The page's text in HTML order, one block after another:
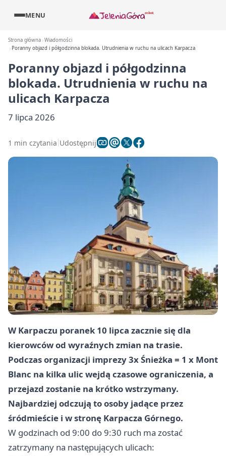
MENU
Strona główna Wiadomości
Poranny objazd i półgodzinna blokada. Utrudnienia w ruchu na ulicach Karpacza
Poranny objazd i półgodzinna
blokada. Utrudnienia w ruchu na
ulicach Karpacza
7 lipca 2026
1 min czytania Udostępnij
W Karpaczu poranek 10 lipca zacznie się dla
kierowców od wyraźnych zmian na trasie.
Podczas organizacji imprezy 3x Śnieżka = 1 x Mont
Blanc na kilka ulic wejdą czasowe ograniczenia, a
przejazd zostanie na krótko wstrzymany.
Najbardziej odczują to osoby jadące przez
śródmieście i w stronę Karpacza Górnego.
W godzinach od 9:00 do 9:30 ruch ma zostać
zatrzymany na następujących ulicach: